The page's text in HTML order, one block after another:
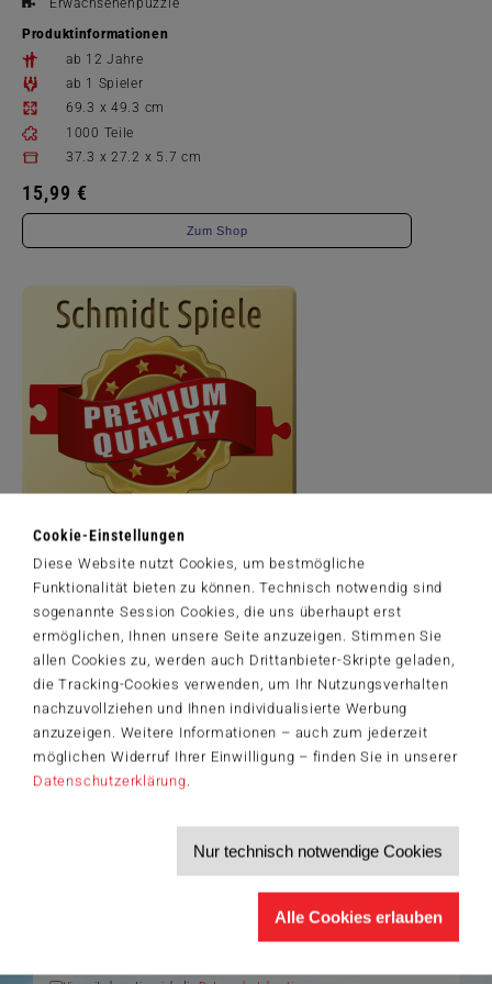
Cookie-Einstellungen
Diese Website nutzt Cookies, um bestmögliche
Funktionalität bieten zu können. Technisch notwendig sind
sogenannte Session Cookies, die uns überhaupt erst
ermöglichen, Ihnen unsere Seite anzuzeigen. Stimmen Sie
allen Cookies zu, werden auch Drittanbieter-Skripte geladen,
die Tracking-Cookies verwenden, um Ihr Nutzungsverhalten
nachzuvollziehen und Ihnen individualisierte Werbung
anzuzeigen. Weitere Informationen – auch zum jederzeit
möglichen Widerruf Ihrer Einwilligung – finden Sie in unserer
Datenschutzerklärung.
Nur technisch notwendige Cookies
Alle Cookies erlauben
Erwachsenenpuzzle
Produktinformationen
ab 12 Jahre
ab 1 Spieler
69.3 x 49.3 cm
1000 Teile
37.3 x 27.2 x 5.7 cm
15,99 €
Zum Shop
Artikelnummer: 58573
© Jeff Haynie (www.KittyArtist.com) / Tate Licensing
Der Schmidt-Spiele-Newsletter
Jetzt anmelden und 5€ Willkommensrabatt sichern
Bleiben Sie auf dem Laufenden zu Neuheiten, Trends und aktuellen
Themen rund um Schmidt
Produktneuheiten und Sortimentserweiterungen
Informationen zu Veranstaltungen und Aktionen
Service-Informationen, z.B. zur Ersatzteilversorgung
Ich möchte den Schmidt-Spiele-Newsletter erhalten. Die Abmeldung ist